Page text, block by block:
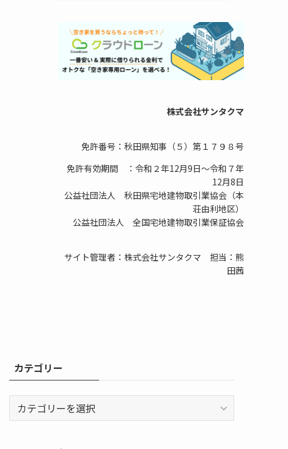
株式会社サンタクマ
免許番号：秋田県知事（５）第１７９８号
免許有効期間 ：令和２年12月9日～令和７年
12月8日
公益社団法人 秋田県宅地建物取引業協会（本
荘由利地区）
公益社団法人 全国宅地建物取引業保証協会
サイト管理者：株式会社サンタクマ 担当：熊
田茜
カテゴリー
テ